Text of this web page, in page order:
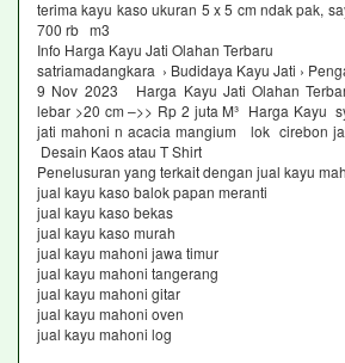
terima kayu kaso ukuran 5 x 5 cm ndak pak,
700 rb m3
Info Harga Kayu Jati Olahan Terbaru
satriamadangkara › Budidaya Kayu Jati ›
9 Nov 2023 Harga Kayu Jati Olahan
lebar >20 cm –>> Rp 2 juta M³ Harga Kayu
jati mahoni n acacia mangium lok cirebon
Desain Kaos atau T Shirt
Penelusuran yang terkait dengan jual kayu
jual kayu kaso balok papan meranti
jual kayu kaso bekas
jual kayu kaso murah
jual kayu mahoni jawa timur
jual kayu mahoni tangerang
jual kayu mahoni gitar
jual kayu mahoni oven
jual kayu mahoni log